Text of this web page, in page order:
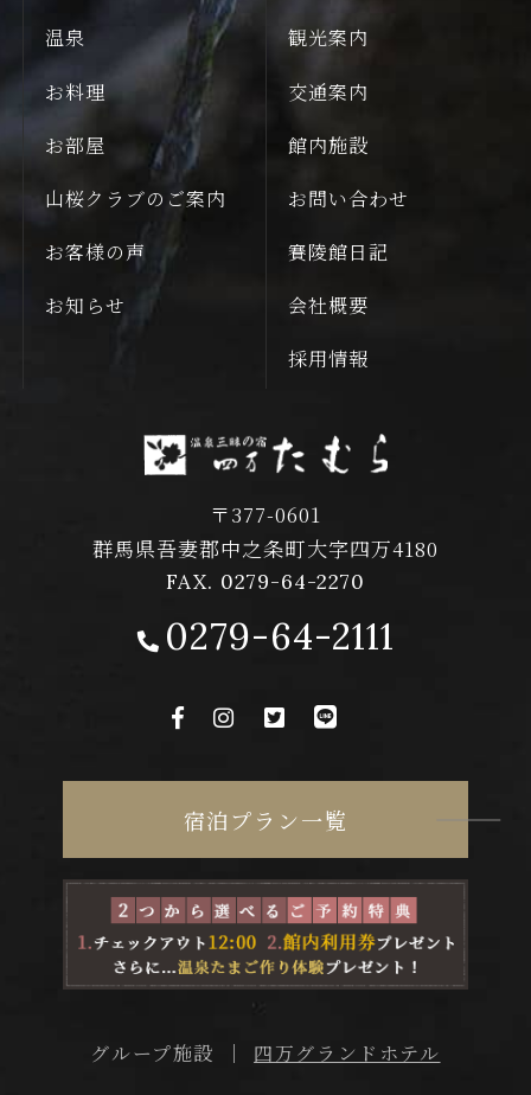
温泉
お料理
お部屋
観光案内
交通案内
館内施設
山桜クラブのご案内
お客様の声
お知らせ
お問い合わせ
賽陵館日記
会社概要
採用情報
〒377-0601
群馬県吾妻郡中之条町大字四万4180
FAX. 0279-64-2270
0279-64-2111
宿泊プラン一覧
グループ施設 四万グランドホテル